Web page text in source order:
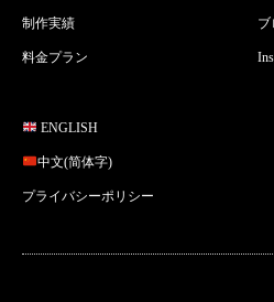
制作実績
料金プラン
ブ
ENGLISH
中文(简体字)
プライバシーポリシー